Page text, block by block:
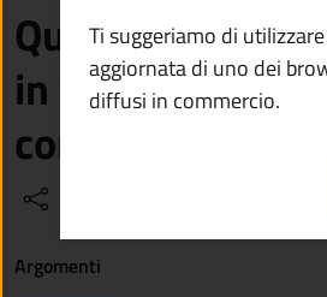
Quali sono le
in vigore per
corrente?
Ti suggeriamo di
aggiornata di uno dei
diffusi in commercio.
Argomenti